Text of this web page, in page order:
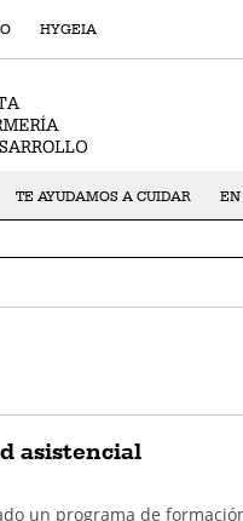
HYGEIA
TE AYUDAMOS A CUIDAR EN
asistencial
un programa de